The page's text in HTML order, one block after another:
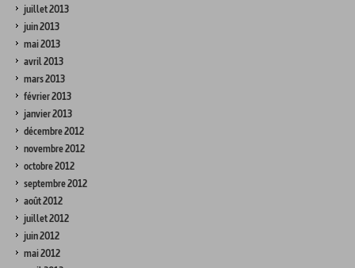
juillet 2013
juin 2013
mai 2013
avril 2013
mars 2013
février 2013
janvier 2013
décembre 2012
novembre 2012
octobre 2012
septembre 2012
août 2012
juillet 2012
juin 2012
mai 2012